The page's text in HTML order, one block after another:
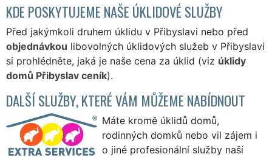
KDE POSKYTUJEME NAŠE ÚKLIDOVÉ SLUŽBY
Před jakýmkoli druhem úklidu v Přibyslavi nebo před
objednávkou libovolných úklidových služeb v Přibyslavi
si prohlédněte, jaká je naše cena za úklid (viz úklidy
domů Přibyslav ceník).
DALŠÍ SLUŽBY, KTERÉ VÁM MŮŽEME NABÍDNOUT
Máte kromě úklidů domů,
rodinných domků nebo vil zájem i
o jiné profesionální služby naší